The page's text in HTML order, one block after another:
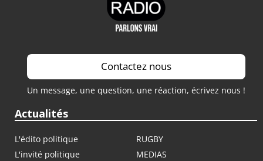
Contactez nous
Un message, une question, une réaction, écrivez nous !
Actualités
L'édito politique
RUGBY
L'invité politique
MEDIAS